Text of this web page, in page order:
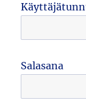
Salasana